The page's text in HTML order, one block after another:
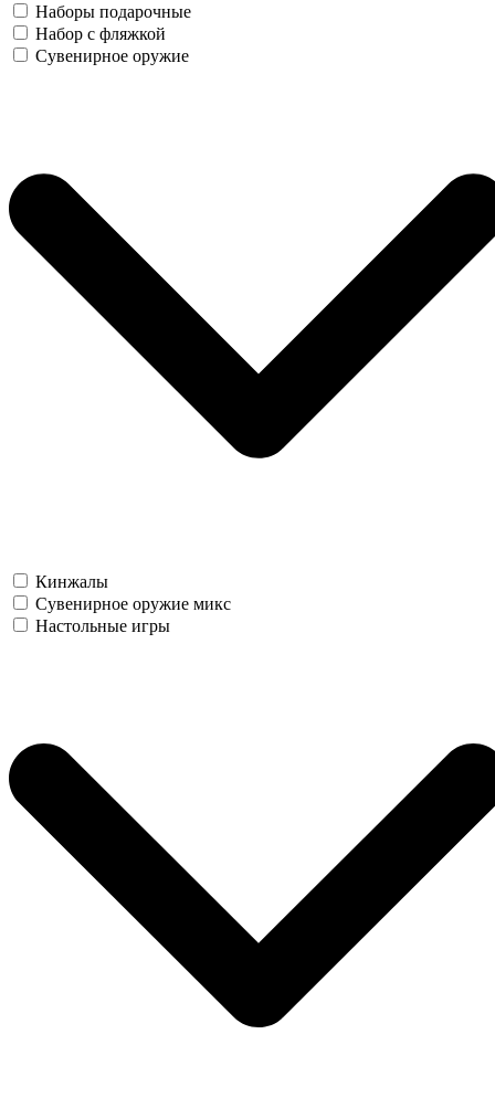
Наборы подарочные
Набор с фляжкой
Сувенирное оружие
Кинжалы
Сувенирное оружие микс
Настольные игры